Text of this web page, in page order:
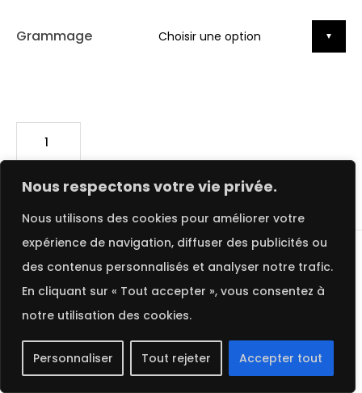
Nous respectons votre vie privée.
Nous utilisons des cookies pour améliorer votre
expérience de navigation, diffuser des publicités ou
des contenus personnalisés et analyser notre trafic.
En cliquant sur « Tout accepter », vous consentez à
notre utilisation des cookies.
Personnaliser Tout rejeter Accepter tout
Grammage
Description Informations complémentaires
DESCRIPTION
MIST | COLORPLAN
LePapier de Création Colorplan Mist
GF Smith
est une véritable œuvre d’art en soi. Avec sa